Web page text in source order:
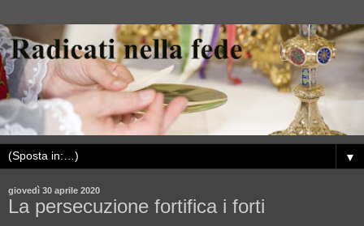
▼
giovedì 30 aprile 2020
La persecuzione fortifica i forti